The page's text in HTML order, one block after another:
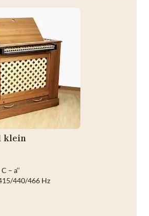
klein
C – a‘‘
440/466 Hz